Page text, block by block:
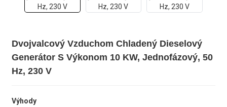
Dvojvalcový Vzduchom Chladený Dieselový
Generátor S Výkonom 10 KW, Jednofázový, 50
Hz, 230 V
Výhody